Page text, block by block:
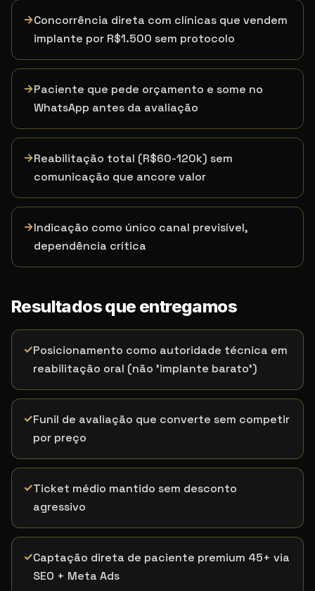
→Concorrência direta com clínicas que vendem
implante por R$1.500 sem protocolo
→Paciente que pede orçamento e some no
WhatsApp antes da avaliação
→Reabilitação total (R$60-120k) sem
comunicação que ancore valor
→Indicação como único canal previsível,
dependência crítica
Resultados que entregamos
✓Posicionamento como autoridade técnica em
reabilitação oral (não 'implante barato')
✓Funil de avaliação que converte sem competir
por preço
✓Ticket médio mantido sem desconto
agressivo
✓Captação direta de paciente premium 45+ via
SEO + Meta Ads